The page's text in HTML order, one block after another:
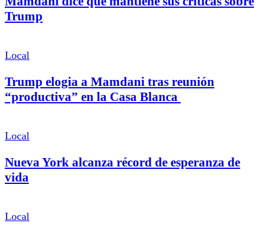
Trump
Local
Trump elogia a Mamdani tras reunión
“productiva” en la Casa Blanca
Local
Nueva York alcanza récord de esperanza de
vida
Local